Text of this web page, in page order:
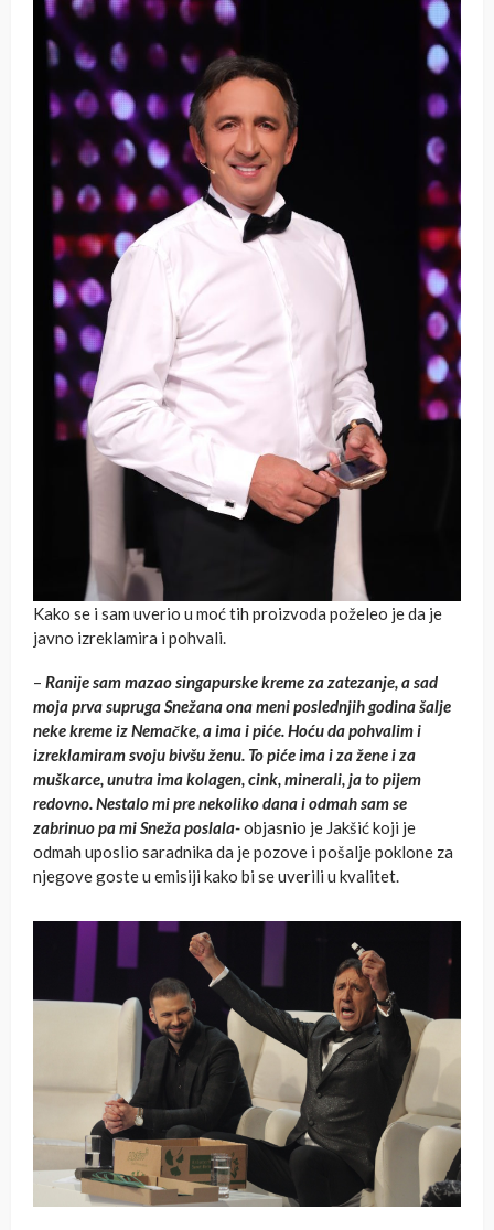
Kako se i sam uverio u moć tih proizvoda poželeo je da je
javno izreklamira i pohvali.
– Ranije sam mazao singapurske kreme za zatezanje, a sad
moja prva supruga Snežana ona meni poslednjih godina šalje
neke kreme iz Nemačke, a ima i piće. Hoću da pohvalim i
izreklamiram svoju bivšu ženu. To piće ima i za žene i za
muškarce, unutra ima kolagen, cink, minerali, ja to pijem
redovno. Nestalo mi pre nekoliko dana i odmah sam se
zabrinuo pa mi Sneža poslala-objasnio je Jakšić koji je
odmah uposlio saradnika da je pozove i pošalje poklone za
njegove goste u emisiji kako bi se uverili u kvalitet.